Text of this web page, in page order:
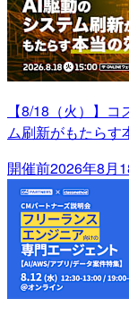
【8/18（火）】
ム刷新がもたらす
開催前2026年8月